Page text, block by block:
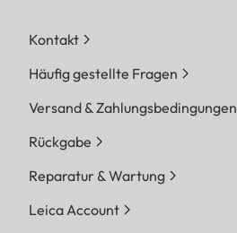
Kontakt
Häufig gestellte Fragen
Versand & Zahlungsbedingungen
Rückgabe
Reparatur & Wartung
Leica Account